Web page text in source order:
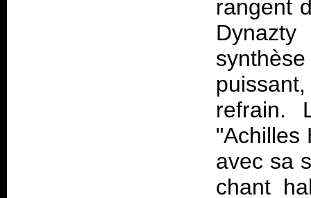
rangent
refrain.
"Achilles
avec sa
chant